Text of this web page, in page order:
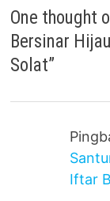
One thought
Bersinar
Solat”
Iftar